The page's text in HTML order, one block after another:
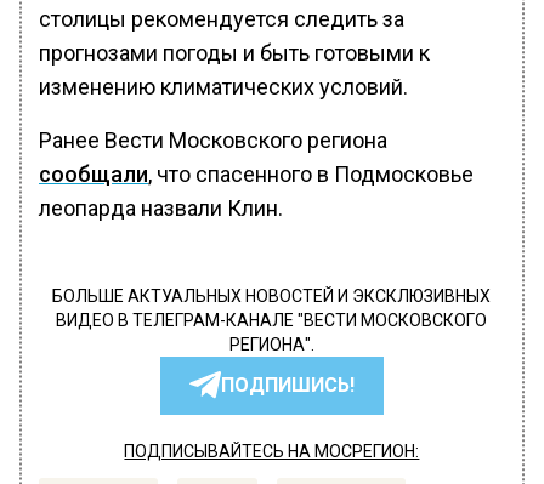
столицы рекомендуется следить за
прогнозами погоды и быть готовыми к
изменению климатических условий.
Ранее Вести Московского региона
сообщали, что спасенного в Подмосковье
леопарда назвали Клин.
БОЛЬШЕ АКТУАЛЬНЫХ НОВОСТЕЙ И ЭКСКЛЮЗИВНЫХ
ВИДЕО В ТЕЛЕГРАМ-КАНАЛЕ "ВЕСТИ МОСКОВСКОГО
РЕГИОНА".
ПОДПИШИСЬ!
ПОДПИСЫВАЙТЕСЬ НА МОСРЕГИОН: